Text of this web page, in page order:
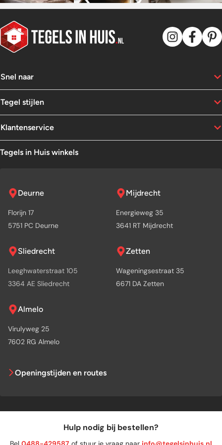
Snel naar
Tegel stijlen
Klantenservice
Tegels in Huis winkels
Deurne
Florijn 17
5751 PC Deurne
Mijdrecht
Energieweg 35
3641 RT Mijdrecht
Sliedrecht
Leeghwaterstraat 105
3364 AE Sliedrecht
Zetten
Wageningsestraat 35
6671 DA Zetten
Almelo
Virulyweg 25
7602 RG Almelo
Openingstijden en routes
Hulp nodig bij bestellen?